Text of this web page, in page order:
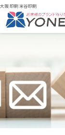
大阪 印刷 米谷印刷